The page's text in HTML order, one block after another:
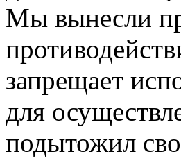
Мы вынесли
запрещает
для
подытожил